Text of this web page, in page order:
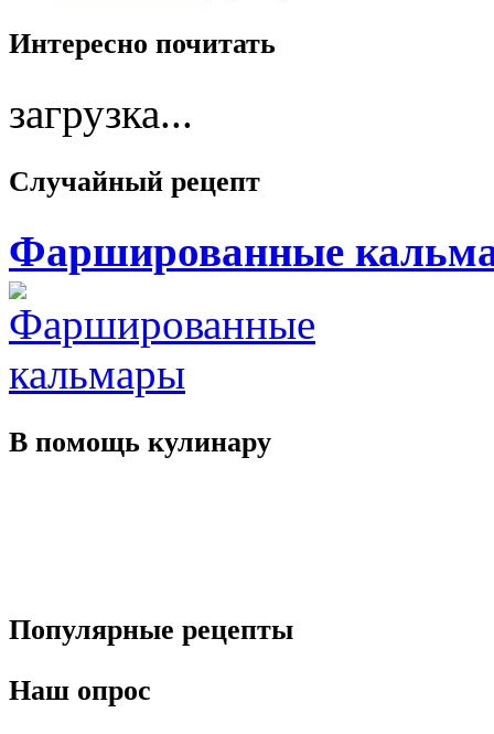
Интересно почитать
загрузка...
Случайный рецепт
Фаршированные
В помощь кулинару
Популярные рецепты
Наш опрос